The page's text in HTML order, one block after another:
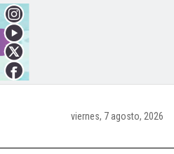
viernes, 7 agosto, 2026